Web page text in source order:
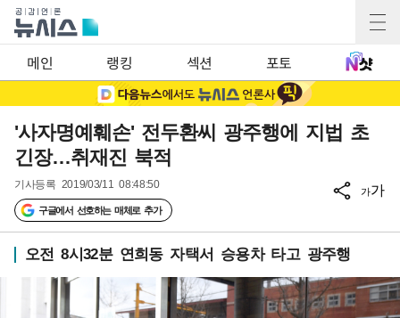
메인 랭킹 섹션 포토
'사자명예훼손' 전두환씨 광주행에 지법 초
긴장…취재진 북적
기사등록 2019/03/11 08:48:50
구글에서 선호하는 매체로 추가
가가
오전 8시32분 연희동 자택서 승용차 타고 광주행